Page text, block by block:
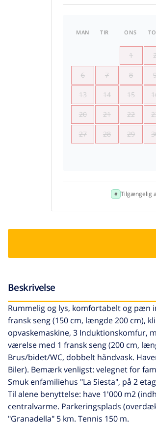
MAN TIR ONS
1
6 7 8
13 14 15
20 21 22
27 28 29
Tilgængelig
Beskrivelse
Rummelig og lys, komfortabelt og pæn
fransk seng (150 cm, længde 200 cm),
opvaskemaskine, 3 Induktionskomfur,
værelse med 1 fransk seng (200 cm,
Brus/bidet/WC, dobbelt håndvask.
Biler). Bemærk venligst: velegnet for
Smuk enfamiliehus "La Siesta", på 2
Til alene benyttelse: have 1'000 m2
centralvarme. Parkeringsplads
"Granadella" 5 km. Tennis 150 m.